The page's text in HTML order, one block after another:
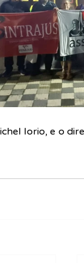
Iorio, e o